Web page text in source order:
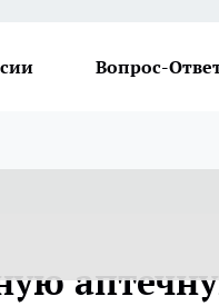
Вопрос-